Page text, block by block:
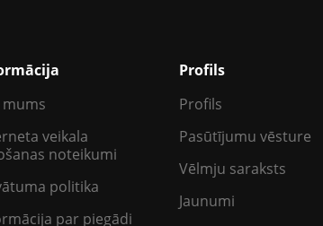
mums
veikala
noteikumi
politika
par piegādi
Profils
Profils
Pasūtījumu vēsture
Vēlmju saraksts
Jaunumi